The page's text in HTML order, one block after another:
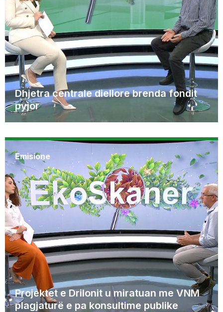
Dhjetra centrale diellore brenda fondit
pyjor
Emisione
Projektet e Drilonit u miratuan me VNM
plagjaturë e pa konsultime publike